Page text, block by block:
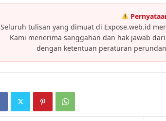
Seluruh tulisan yang dimuat di Expose.web.id
Kami menerima sanggahan dan hak jawab
dengan ketentuan peraturan